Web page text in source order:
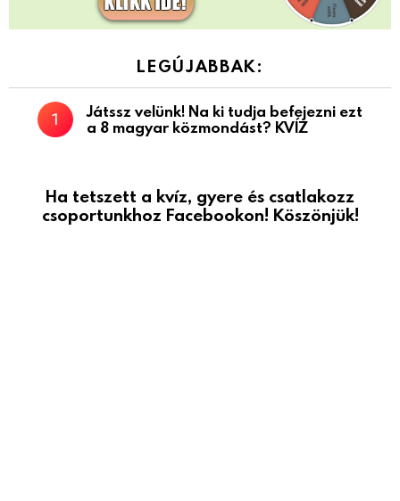
LEGÚJABBAK:
Játssz velünk! Na ki tudja befejezni ezt
a 8 magyar közmondást? KVÍZ
Ha tetszett a kvíz, gyere és csatlakozz
csoportunkhoz Facebookon! Köszönjük!